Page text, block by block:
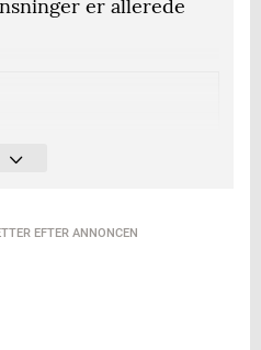
er allerede
EFTER ANNONCEN